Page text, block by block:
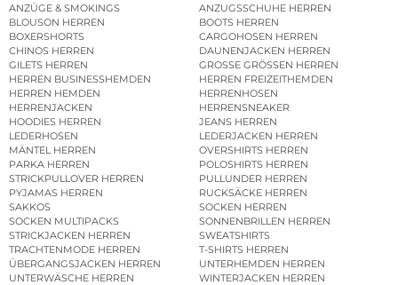
ANZÜGE & SMOKINGS
ANZUGSSCHUHE HERREN
BLOUSON HERREN
BOOTS HERREN
BOXERSHORTS
CARGOHOSEN HERREN
CHINOS HERREN
DAUNENJACKEN HERREN
GILETS HERREN
GROSSE GRÖSSEN HERREN
HERREN BUSINESSHEMDEN
HERREN FREIZEITHEMDEN
HERREN HEMDEN
HERRENHOSEN
HERRENJACKEN
HERRENSNEAKER
HOODIES HERREN
JEANS HERREN
LEDERHOSEN
LEDERJACKEN HERREN
MÄNTEL HERREN
OVERSHIRTS HERREN
PARKA HERREN
POLOSHIRTS HERREN
STRICKPULLOVER HERREN
PULLUNDER HERREN
PYJAMAS HERREN
RUCKSÄCKE HERREN
SAKKOS
SOCKEN HERREN
SOCKEN MULTIPACKS
SONNENBRILLEN HERREN
STRICKJACKEN HERREN
SWEATSHIRTS
TRACHTENMODE HERREN
T-SHIRTS HERREN
ÜBERGANGSJACKEN HERREN
UNTERHEMDEN HERREN
UNTERWÄSCHE HERREN
WINTERJACKEN HERREN